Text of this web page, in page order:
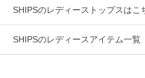
※サイト上のカラー表記と商品
SHIPSのレディーストップスはこ
SHIPSのレディースアイテム一覧